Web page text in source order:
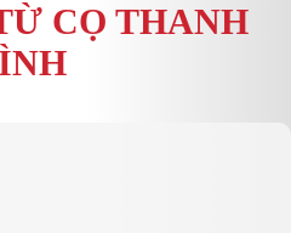
CỌ THANH